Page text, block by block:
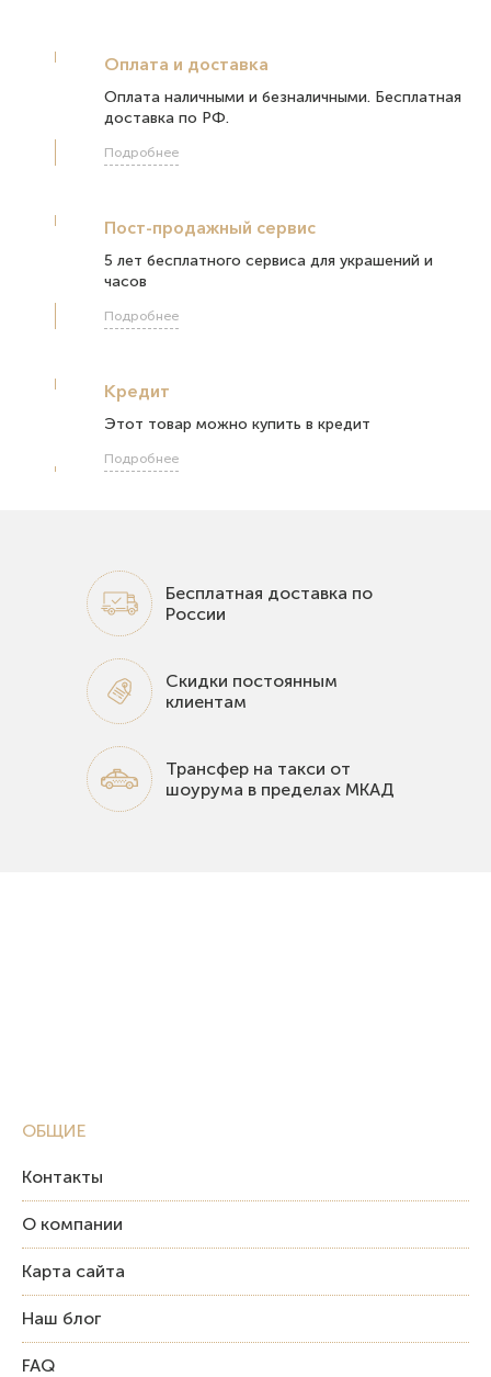
Оплата и доставка
Оплата наличными и безналичными. Бесплатная
доставка по РФ.
Подробнее
Пост-продажный сервис
5 лет бесплатного сервиса для украшений и
часов
Подробнее
Кредит
Этот товар можно купить в кредит
Подробнее
Бесплатная доставка по
России
Скидки постоянным
клиентам
Трансфер на такси от
шоурума в пределах МКАД
ОБЩИЕ
Контакты
О компании
Карта сайта
Наш блог
FAQ